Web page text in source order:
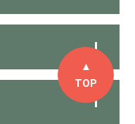
▲
TOP